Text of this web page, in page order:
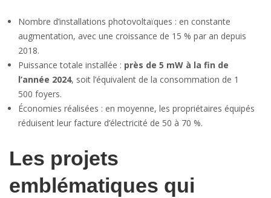
Nombre d’installations photovoltaïques : en constante
augmentation, avec une croissance de 15 % par an depuis
2018.
Puissance totale installée : près de 5 mW à la fin de
l’année 2024, soit l’équivalent de la consommation de 1
500 foyers.
Économies réalisées : en moyenne, les propriétaires équipés
réduisent leur facture d’électricité de 50 à 70 %.
Les projets
emblématiques qui